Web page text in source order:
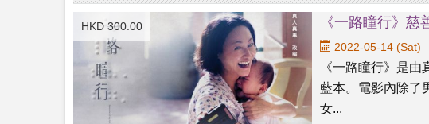
HKD 300.00 《一路瞳行》慈
2022-05-14 (Sat)
《一路瞳行》是
藍本。電影內除了
女...